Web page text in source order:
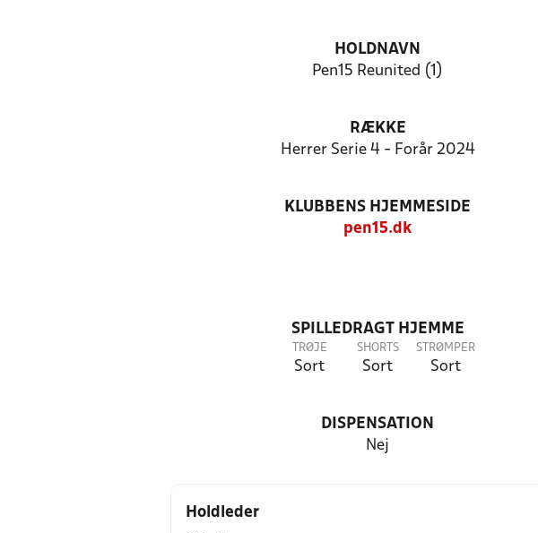
HOLDNAVN
Pen15 Reunited (1)
RÆKKE
Herrer Serie 4 - Forår 2024
KLUBBENS HJEMMESIDE
pen15.dk
SPILLEDRAGT HJEMME
TRØJE
Sort
SHORTS
Sort
STRØMPER
Sort
DISPENSATION
Nej
Holdleder